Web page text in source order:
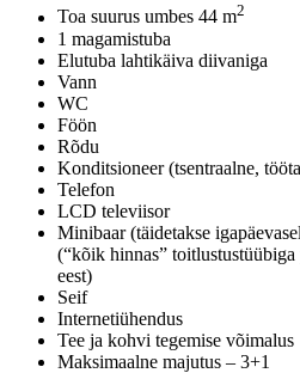
Toa suurus umbes 44 m2
1 magamistuba
Elutuba lahtikäiva diivaniga
Vann
WC
Föön
Rõdu
Konditsioneer (tsentraalne,
Telefon
LCD televiisor
Minibaar (täidetakse
(“kõik hinnas” toitlustustüübiga
eest)
Seif
Internetiühendus
Tee ja kohvi tegemise võimalus
Maksimaalne majutus – 3+1